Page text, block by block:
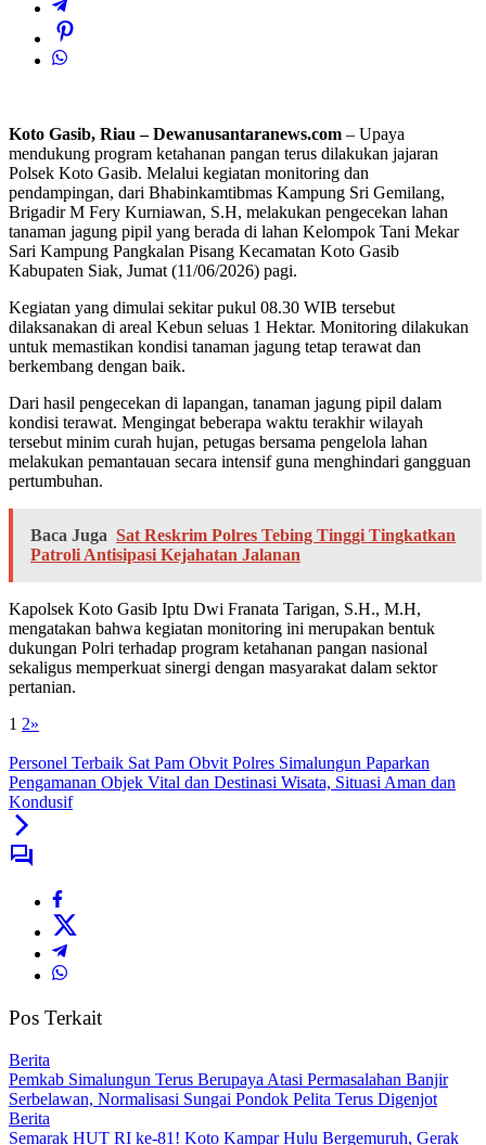
Koto Gasib, Riau – Dewanusantaranews.com – Upaya
mendukung program ketahanan pangan terus dilakukan jajaran
Polsek Koto Gasib. Melalui kegiatan monitoring dan
pendampingan, dari Bhabinkamtibmas Kampung Sri Gemilang,
Brigadir M Fery Kurniawan, S.H, melakukan pengecekan lahan
tanaman jagung pipil yang berada di lahan Kelompok Tani Mekar
Sari Kampung Pangkalan Pisang Kecamatan Koto Gasib
Kabupaten Siak, Jumat (11/06/2026) pagi.
Kegiatan yang dimulai sekitar pukul 08.30 WIB tersebut
dilaksanakan di areal Kebun seluas 1 Hektar. Monitoring dilakukan
untuk memastikan kondisi tanaman jagung tetap terawat dan
berkembang dengan baik.
Dari hasil pengecekan di lapangan, tanaman jagung pipil dalam
kondisi terawat. Mengingat beberapa waktu terakhir wilayah
tersebut minim curah hujan, petugas bersama pengelola lahan
melakukan pemantauan secara intensif guna menghindari gangguan
pertumbuhan.
Baca Juga Sat Reskrim Polres Tebing Tinggi Tingkatkan
Patroli Antisipasi Kejahatan Jalanan
Kapolsek Koto Gasib Iptu Dwi Franata Tarigan, S.H., M.H,
mengatakan bahwa kegiatan monitoring ini merupakan bentuk
dukungan Polri terhadap program ketahanan pangan nasional
sekaligus memperkuat sinergi dengan masyarakat dalam sektor
pertanian.
1 2»
Personel Terbaik Sat Pam Obvit Polres Simalungun Paparkan
Pengamanan Objek Vital dan Destinasi Wisata, Situasi Aman dan
Kondusif
Pos Terkait
Berita
Pemkab Simalungun Terus Berupaya Atasi Permasalahan Banjir
Serbelawan, Normalisasi Sungai Pondok Pelita Terus Digenjot
Berita
Semarak HUT RI ke-81! Koto Kampar Hulu Bergemuruh, Gerak